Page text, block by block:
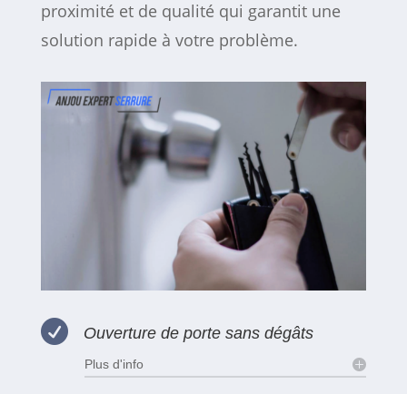
proximité et de qualité qui garantit une
solution rapide à votre problème.
 Ouverture de porte sans dégâts
Plus d'info